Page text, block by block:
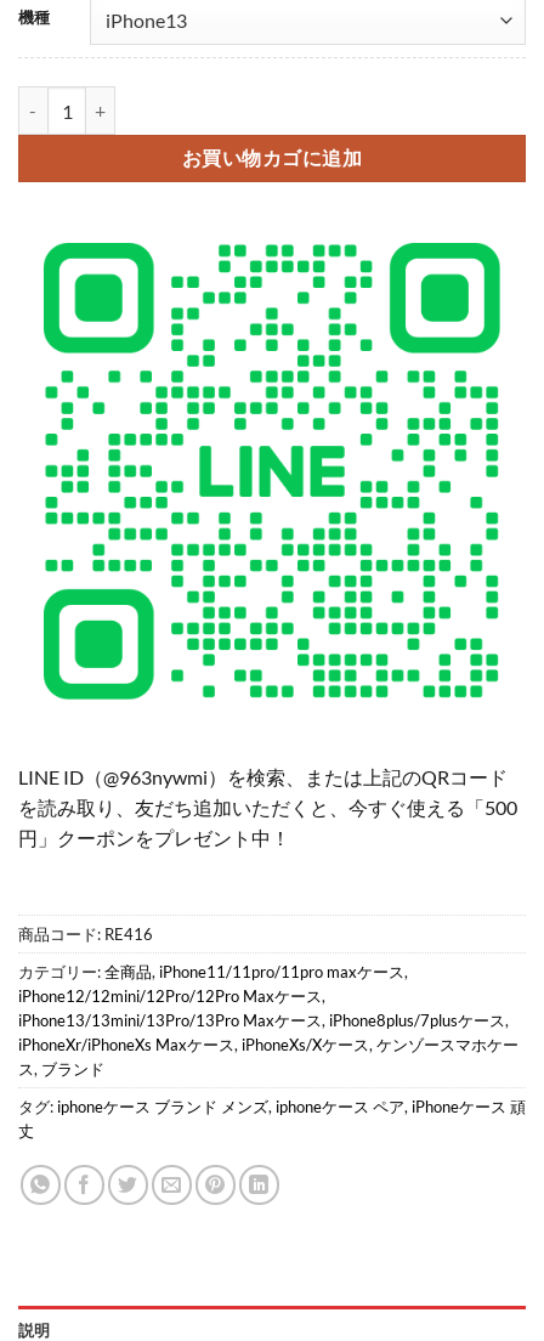
機種
お買い物カゴに追加
LINE ID（@963nywmi）を検索、または上記のQRコード
を読み取り、友だち追加いただくと、今すぐ使える「500
円」クーポンをプレゼント中！
商品コード: RE416
カテゴリー:全商品, iPhone11/11pro/11pro maxケース,
iPhone12/12mini/12Pro/12Pro Maxケース,
iPhone13/13mini/13Pro/13Pro Maxケース, iPhone8plus/7plusケース,
iPhoneXr/iPhoneXs Maxケース, iPhoneXs/Xケース, ケンゾースマホケー
ス, ブランド
タグ: iphoneケース ブランド メンズ, iphoneケース ペア, iPhoneケース 頑
丈
説明